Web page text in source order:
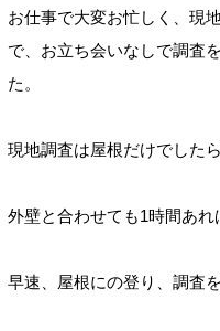
お仕事で大変お忙しく、現
で、お立ち会いなしで調査
た。
現地調査は屋根だけでした
外壁と合わせても1時間あれ
早速、屋根にの登り、調査